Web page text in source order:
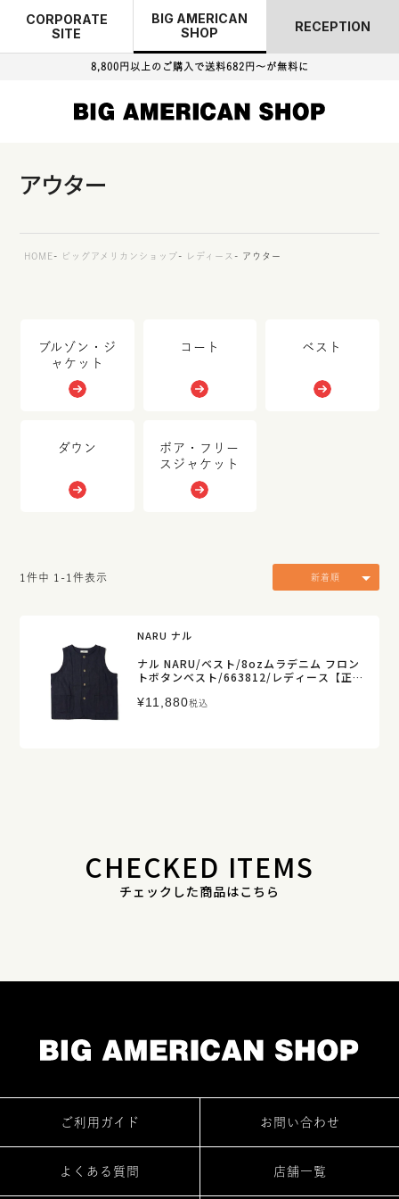
CORPORATE
SITE
BIG AMERICAN
SHOP
RECEPTION
8,800円以上のご購入で送料682円～が無料に
アウター
HOME ビッグアメリカンショップ レディース アウター
ブルゾン・ジ
ャケット
コート ベスト
ダウン
ボア・フリー
スジャケット
新着順
1件中 1 -1件表示
NARU ナル
ナル NARU/ベスト/8ozムラデニム フロン
トボタンベスト/663812/レディース【正規
¥11,880税込
CHECKED ITEMS
チェックした商品はこちら
ご利用ガイド お問い合わせ
よくある質問 店舗一覧